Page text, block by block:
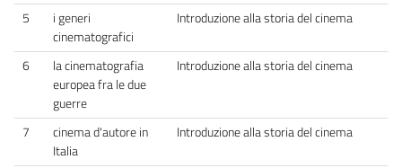
5
i generi
cinematografici
Introduzione alla storia del cinema
6
la cinematografia
europea fra le due
guerre
Introduzione alla storia del cinema
7
cinema d'autore in
Italia
Introduzione alla storia del cinema